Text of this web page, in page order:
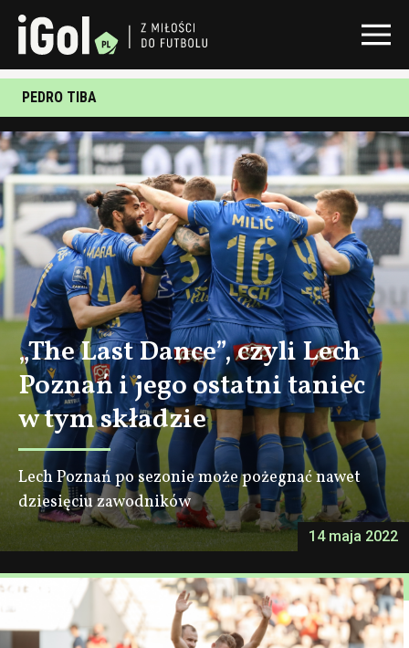
PEDRO TIBA
14 maja 2022
„The Last Dance”, czyli Lech
Poznań i jego ostatni taniec
w tym składzie
Lech Poznań po sezonie może pożegnać nawet
dziesięciu zawodników